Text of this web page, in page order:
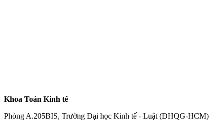
Khoa Toán Kinh tế
Phòng A.205BIS, Trường Đại học Kinh tế - Luật (ĐHQG-HCM)